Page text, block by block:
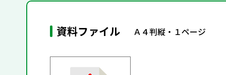
資料ファイル Ａ４判縦・１ページ